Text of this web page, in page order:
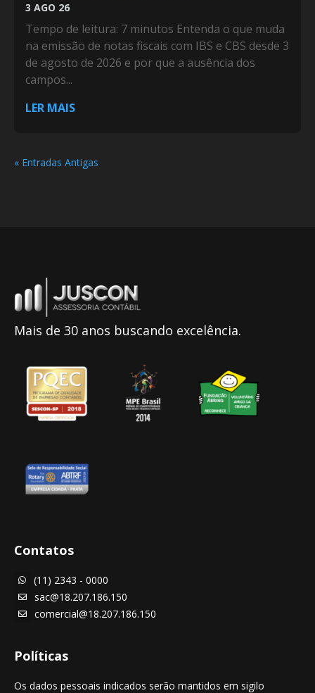
3 AGO 26
Tempo de leitura: 7 minutos Entenda o que muda
na emissão de notas fiscais com IBS e CBS desde 3
de agosto de 2026 e por que a ausência dos
campos...
LER MAIS
« Entradas Antigas
Mais de 30 anos buscando excelência.
Contatos
 (11) 2343 - 0000
 sac@18.207.186.150
 comercial@18.207.186.150
Políticas
Os dados pessoais indicados serão mantidos em sigilo